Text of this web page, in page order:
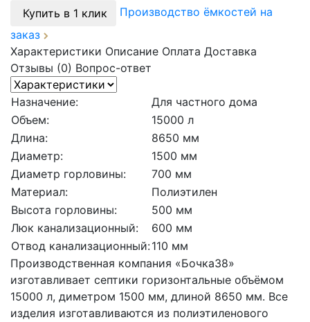
Купить в 1 клик
Производство ёмкостей на
заказ
Характеристики Описание Оплата Доставка
Отзывы (0) Вопрос-ответ
Назначение:
Для частного дома
Объем:
15000 л
Длина:
8650 мм
Диаметр:
1500 мм
Диаметр горловины:
700 мм
Материал:
Полиэтилен
Высота горловины:
500 мм
Люк канализационный:
600 мм
Отвод канализационный:110 мм
Производственная компания «Бочка38»
изготавливает септики горизонтальные объёмом
15000 л, диметром 1500 мм, длиной 8650 мм. Все
изделия изготавливаются из полиэтиленового